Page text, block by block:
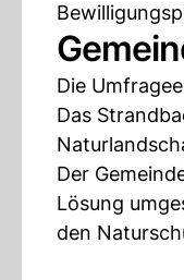
Die
Das
Der
Lösung
den